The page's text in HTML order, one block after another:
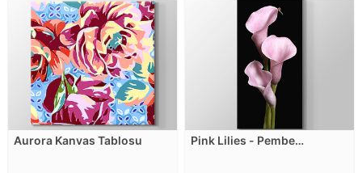
Aurora Kanvas Tablosu
Pink Lilies - Pembe